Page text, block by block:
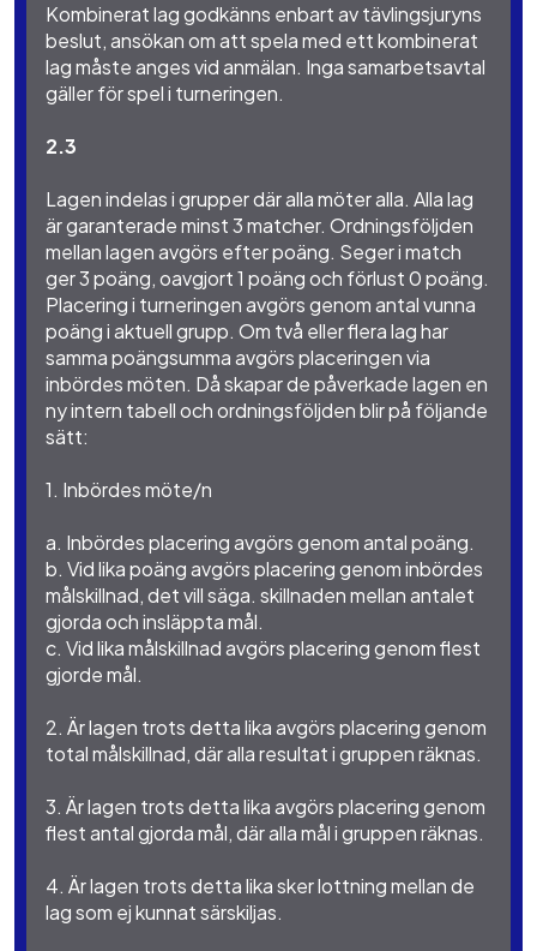
Kombinerat lag godkänns enbart av tävlingsjuryns
beslut, ansökan om att spela med ett kombinerat
lag måste anges vid anmälan. Inga samarbetsavtal
gäller för spel i turneringen.
2.3
Lagen indelas i grupper där alla möter alla. Alla lag
är garanterade minst 3 matcher. Ordningsföljden
mellan lagen avgörs efter poäng. Seger i match
ger 3 poäng, oavgjort 1 poäng och förlust 0 poäng.
Placering i turneringen avgörs genom antal vunna
poäng i aktuell grupp. Om två eller flera lag har
samma poängsumma avgörs placeringen via
inbördes möten. Då skapar de påverkade lagen en
ny intern tabell och ordningsföljden blir på följande
sätt:
1. Inbördes möte/n
a. Inbördes placering avgörs genom antal poäng.
b. Vid lika poäng avgörs placering genom inbördes
målskillnad, det vill säga. skillnaden mellan antalet
gjorda och insläppta mål.
c. Vid lika målskillnad avgörs placering genom flest
gjorde mål.
2. Är lagen trots detta lika avgörs placering genom
total målskillnad, där alla resultat i gruppen räknas.
3. Är lagen trots detta lika avgörs placering genom
flest antal gjorda mål, där alla mål i gruppen räknas.
4. Är lagen trots detta lika sker lottning mellan de
lag som ej kunnat särskiljas.